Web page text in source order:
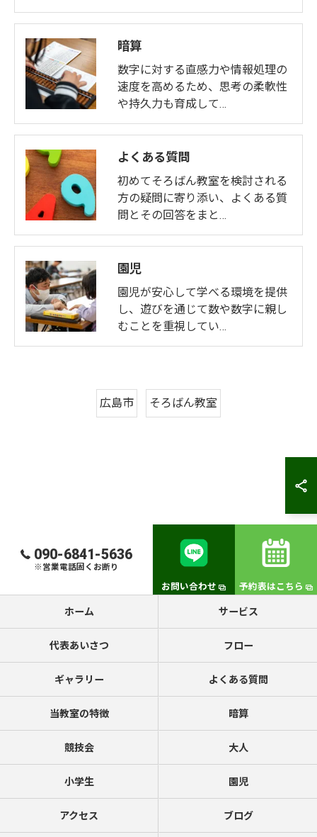
暗算
数字に対する直感力や情報処理の
速度を高めるため、思考の柔軟性
や持久力も育成して…
よくある質問
初めてそろばん教室を検討される
方の疑問に寄り添い、よくある質
問とその回答をまと…
園児
園児が安心して学べる環境を提供
し、遊びを通じて数や数字に親し
むことを重視してい…
広島市 そろばん教室
090-6841-5636
※営業電話固くお断り
お問い合わせ 予約表はこちら
ホーム サービス
代表あいさつ フロー
ギャラリー よくある質問
当教室の特徴 暗算
競技会 大人
小学生 園児
アクセス ブログ